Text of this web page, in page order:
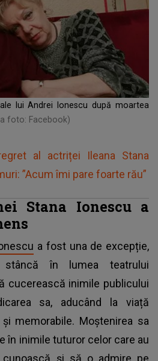
lui Andrei Ionescu după moartea
foto: Facebook)
al actriței Ileana Stana
”Acum îmi pare foarte rău”
Stana Ionescu a
a fost una de excepție,
în lumea teatrului
cucerească inimile publicului
sa, aducând la viață
memorabile. Moștenirea sa
în inimile tuturor celor care au
și să o admire pe